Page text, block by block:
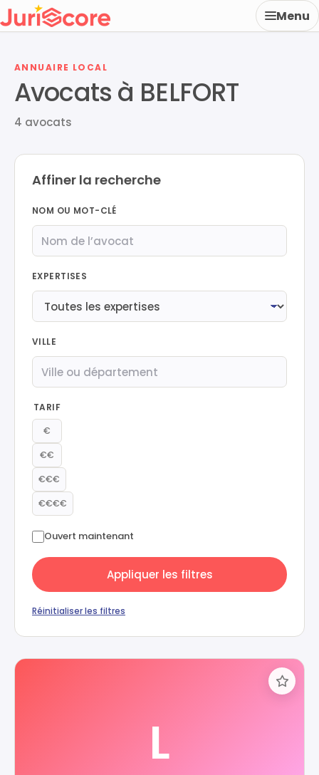
Menu
ANNUAIRE LOCAL
Avocats à BELFORT
4 avocats
Affiner la recherche
NOM OU MOT-CLÉ
EXPERTISES
VILLE
TARIF
€
€€
€€€
€€€€
Ouvert maintenant
Appliquer les filtres
Réinitialiser les filtres
L